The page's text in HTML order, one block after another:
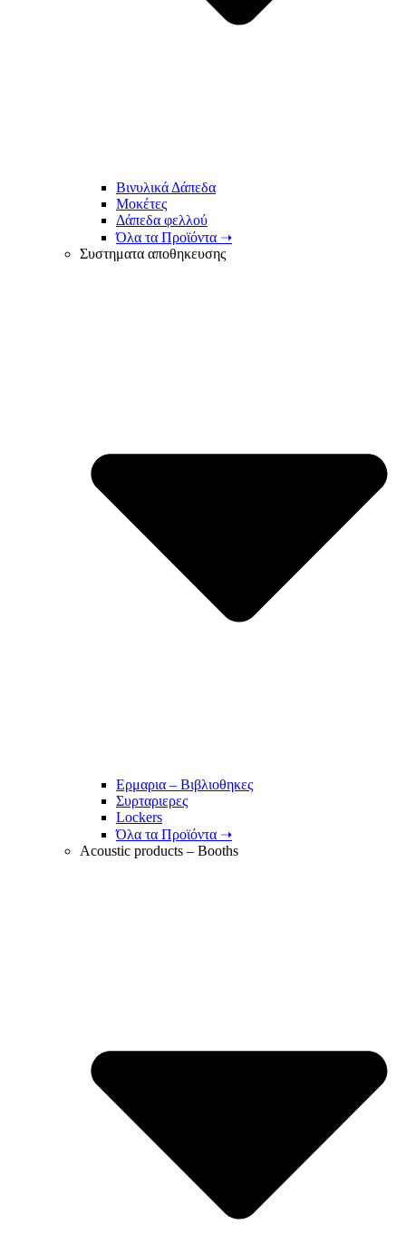
Βινυλικά Δάπεδα
Μοκέτες
Δάπεδα φελλού
Όλα τα Προϊόντα ➝
Συστηματα αποθηκευσης
Ερμαρια – Βιβλιοθηκες
Συρταριερες
Lockers
Όλα τα Προϊόντα ➝
Acoustic products – Booths